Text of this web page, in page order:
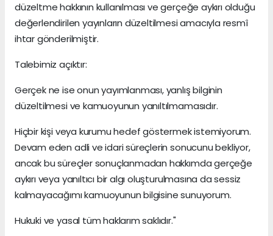
düzeltme hakkının kullanılması ve gerçeğe aykırı olduğu
değerlendirilen yayınların düzeltilmesi amacıyla resmî
ihtar gönderilmiştir.
Talebimiz açıktır:
Gerçek ne ise onun yayımlanması, yanlış bilginin
düzeltilmesi ve kamuoyunun yanıltılmamasıdır.
Hiçbir kişi veya kurumu hedef göstermek istemiyorum.
Devam eden adli ve idari süreçlerin sonucunu bekliyor,
ancak bu süreçler sonuçlanmadan hakkımda gerçeğe
aykırı veya yanıltıcı bir algı oluşturulmasına da sessiz
kalmayacağımı kamuoyunun bilgisine sunuyorum.
Hukuki ve yasal tüm haklarım saklıdır."